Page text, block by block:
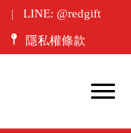
LINE: @redgift
隱私權條款